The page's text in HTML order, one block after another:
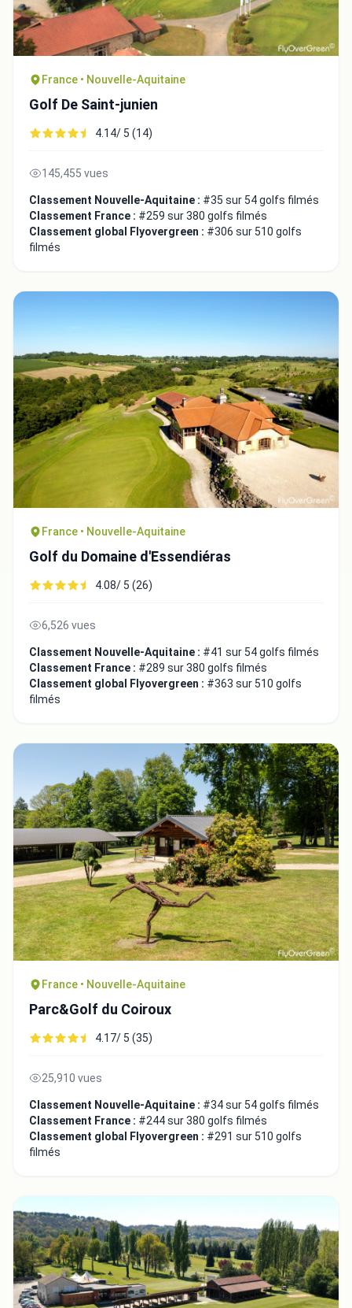
France • Nouvelle-Aquitaine
Golf De Saint-junien
4.14/ 5 (14)
145,455 vues
Classement Nouvelle-Aquitaine : #35 sur 54 golfs filmés
Classement France : #259 sur 380 golfs filmés
Classement global Flyovergreen : #306 sur 510 golfs
filmés
France • Nouvelle-Aquitaine
Golf du Domaine d'Essendiéras
4.08/ 5 (26)
6,526 vues
Classement Nouvelle-Aquitaine : #41 sur 54 golfs filmés
Classement France : #289 sur 380 golfs filmés
Classement global Flyovergreen : #363 sur 510 golfs
filmés
France • Nouvelle-Aquitaine
Parc&Golf du Coiroux
4.17/ 5 (35)
25,910 vues
Classement Nouvelle-Aquitaine : #34 sur 54 golfs filmés
Classement France : #244 sur 380 golfs filmés
Classement global Flyovergreen : #291 sur 510 golfs
filmés
Intégrer la video
Embed code